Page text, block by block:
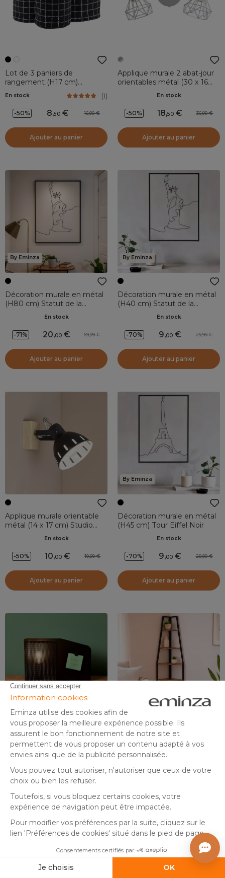
Lot de 3 paniers de
rangement (H17 cm)
Carreaux Noir
En stock (1)
-50% 8,50 16,99
Ajouter au panier
Applique murale 2 abat-jour
orientables métal (30 x 16
cm) Diamond Argent
En stock
-50% 18,50 36,99
Ajouter au panier
By Eminza
Décoration murale en métal
(H80 cm) Statut de la
Liberté NoirEn stock
-71% 20,00 69,99
Ajouter au panier
By Eminza
Décoration murale en métal
(H40 cm) Statut de la
Liberté NoirEn stock
-70% 9,00 29,99
Ajouter au panier
Applique murale orientable
métal (14 x 17 cm) Studio
En stock
-50% 10,00 19,99
Ajouter au panier
By Eminza
Décoration murale en métal
(H45 cm) Tour Eiffel Noir
En stock
-70% 9,00 29,99
Ajouter au panier
Lampe à poser en métal
(L25 x H16 cm) Aladin Noir
En stock
-70% 8,00
Ajouter au panier
By Eminza
Etagère d'angle 5 niveaux
bois et métal (170 cm) Elli
Noire
Créer une alerte